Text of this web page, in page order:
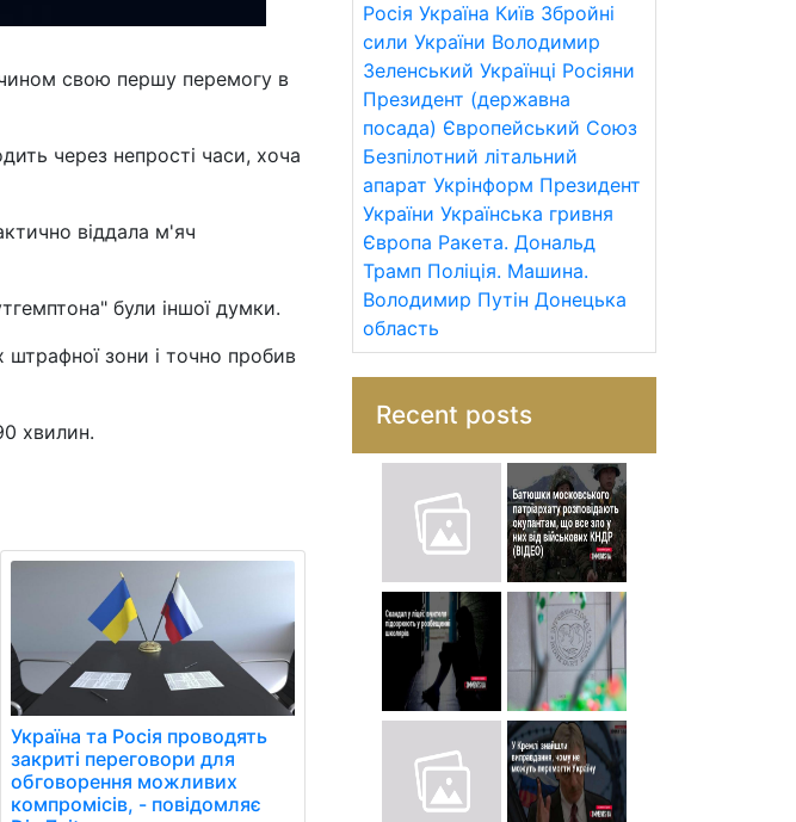
свою першу перемогу в
через непрості часи, хоча
віддала м'яч
були іншої думки.
зони і точно пробив
хвилин.
Україна та Росія проводять
закриті переговори для
обговорення можливих
компромісів, - повідомляє
Росія Україна Київ Збройні
сили України Володимир
Зеленський Українці Росіяни
Президент (державна
посада) Європейський Союз
Безпілотний літальний
апарат Укрінформ Президент
України Українська гривня
Європа Ракета. Дональд
Трамп Поліція. Машина.
Володимир Путін Донецька
область
Recent posts